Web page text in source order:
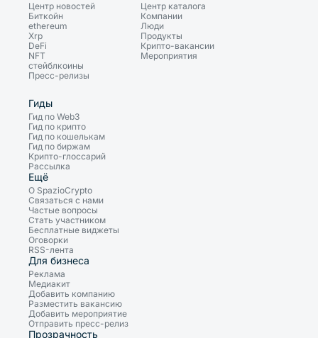
Центр новостей
Биткойн
ethereum
Xrp
DeFi
NFT
стейблкоины
Пресс-релизы
Центр каталога
Компании
Люди
Продукты
Крипто-вакансии
Мероприятия
Гиды
Гид по Web3
Гид по крипто
Гид по кошелькам
Гид по биржам
Крипто-глоссарий
Рассылка
Ещё
О SpazioCrypto
Связаться с нами
Частые вопросы
Стать участником
Бесплатные виджеты
Оговорки
RSS-лента
Для бизнеса
Реклама
Медиакит
Добавить компанию
Разместить вакансию
Добавить мероприятие
Отправить пресс-релиз
Прозрачность